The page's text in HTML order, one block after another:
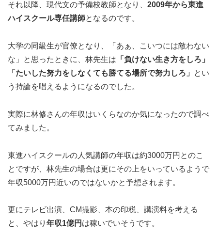
それ以降、現代文の予備校教師となり、 2009年から東進
ハイスクール専任講師となるのです。
大学の同級生が官僚となり、「あぁ、こいつには敵わない
な」と思ったときに、林先生は 「負けない生き方をしろ」
「たいした努力をしなくても勝てる場所で努力しろ」
とい
う持論を唱えるようになるのでした。
実際に林修さんの年収はいくらなのか気になったので調べ
てみました。
東進ハイスクールの人気講師の年収は約3000万円とのこ
とですが、林先生の場合は更にその上をいっているようで
年収5000万円近いのではないかと予想されます。
更にテレビ出演、CM撮影、本の印税、講演料を考える
と、やはり 年収1億円 は稼いでいそうです。